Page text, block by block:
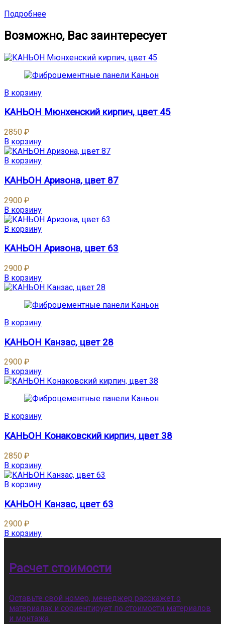
Подробнее
Возможно, Вас заинтересует
В корзину
КАНЬОН Мюнхенский кирпич, цвет 45
2850 ₽
В корзину
В корзину
КАНЬОН Аризона, цвет 87
2900 ₽
В корзину
В корзину
КАНЬОН Аризона, цвет 63
2900 ₽
В корзину
В корзину
КАНЬОН Канзас, цвет 28
2900 ₽
В корзину
В корзину
КАНЬОН Конаковский кирпич, цвет 38
2850 ₽
В корзину
В корзину
КАНЬОН Канзас, цвет 63
2900 ₽
В корзину
Расчет стоимости
Оставьте свой номер, менеджер расскажет о
материалах и сориентирует по стоимости материалов
и монтажа.